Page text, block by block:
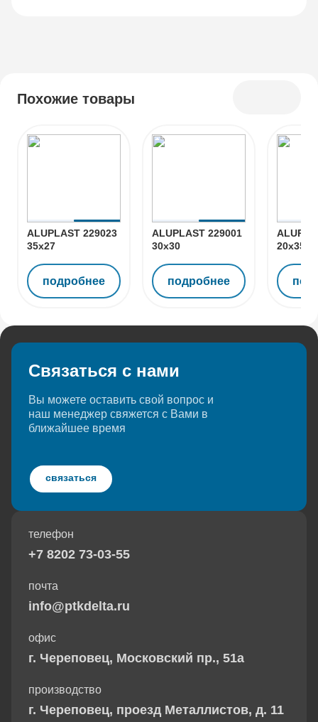
Похожие товары
ALUPLAST 229023
35x27
подробнее
ALUPLAST 229001
30x30
подробнее
20x35
телефон
+7 8202 73-03-55
почта
info@ptkdelta.ru
офис
г. Череповец, Московский пр., 51а
производство
г. Череповец, проезд Металлистов, д. 11
Связаться с нами
Вы можете оставить свой вопрос и
наш менеджер свяжется с Вами в
ближайшее время
связаться